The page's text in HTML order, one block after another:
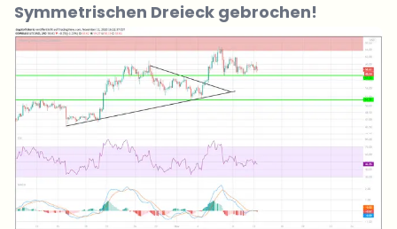
Symmetrischen Dreieck gebrochen!